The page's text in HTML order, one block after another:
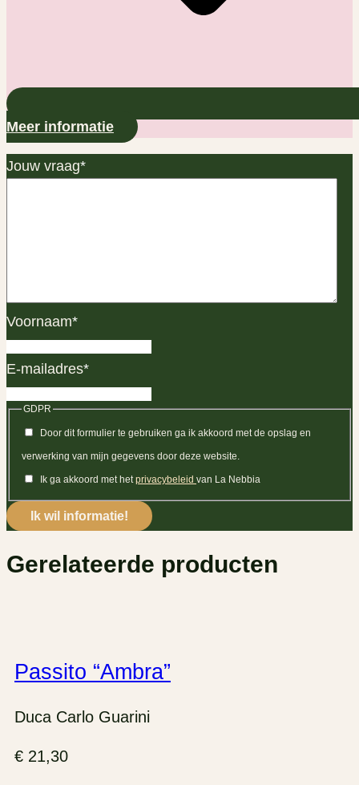
Meer informatie
Jouw vraag*
Voornaam*
E-mailadres*
GDPR
Door dit formulier te gebruiken ga ik akkoord met de opslag en
verwerking van mijn gegevens door deze website.
Ik ga akkoord met hetprivacybeleid van La Nebbia
Gerelateerde producten
Passito “Ambra”
Duca Carlo Guarini
€ 21,30